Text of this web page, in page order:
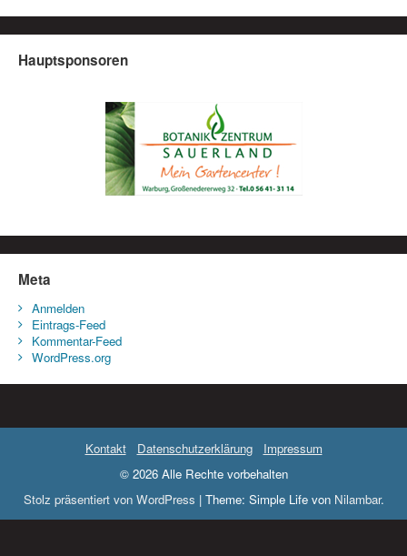
Hauptsponsoren
Meta
Anmelden
Eintrags-Feed
Kommentar-Feed
WordPress.org
Kontakt Datenschutzerklärung
Impressum
© 2026 Alle Rechte vorbehalten
Stolz präsentiert von WordPress | Theme: Simple Life von Nilambar.